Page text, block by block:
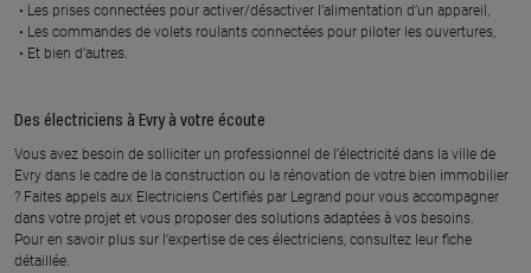
En savoir plus En savoir plus
DEMON
31 rue du pont aux pins, 91310
MONTLHERY
En savoir plus
23 rue des sablons, 91310 LINAS
En savoir plus
Les prises connectées pour activer/désactiver l’alimentation d’un appareil,
Les commandes de volets roulants connectées pour piloter les ouvertures,
Et bien d’autres.
Des électriciens à Evry à votre écoute
Vous avez besoin de solliciter un professionnel de l’électricité dans la ville de
Evry dans le cadre de la construction ou la rénovation de votre bien immobilier
? Faites appels aux Electriciens Certifiés par Legrand pour vous accompagner
dans votre projet et vous proposer des solutions adaptées à vos besoins.
Pour en savoir plus sur l’expertise de ces électriciens, consultez leur fiche
détaillée.